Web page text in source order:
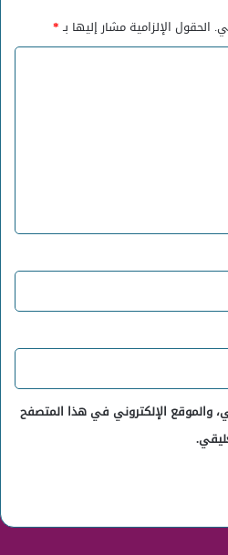
الحقول الإلزامية مشار إليها بـ*
والموقع الإلكتروني في هذا المتصفح